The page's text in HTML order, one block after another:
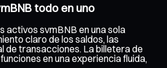
todo en uno
activos svmBNB en una sola
claro de los saldos, las
de transacciones. La billetera de
en una experiencia fluida,